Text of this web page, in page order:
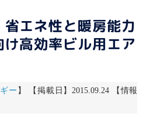
エネ性と暖房能力
高効率ビル用エア
ー 】 【掲載日】2015.09.24 【情報